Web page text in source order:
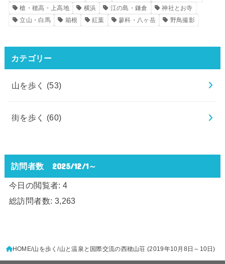
槍・穂高・上高地
横浜 江の島・鎌倉
神社とお寺
立山・白馬
箱根 紅葉 蓼科・八ヶ岳 野鳥撮影
カテゴリー
山を歩く (53)
街を歩く (60)
訪問者数 2025/12/1～
今日の閲覧者:4
総訪問者数: 3,263
HOME 山を歩く 山と温泉と国際交流の西穂山荘 (2019年10月8日～10日)